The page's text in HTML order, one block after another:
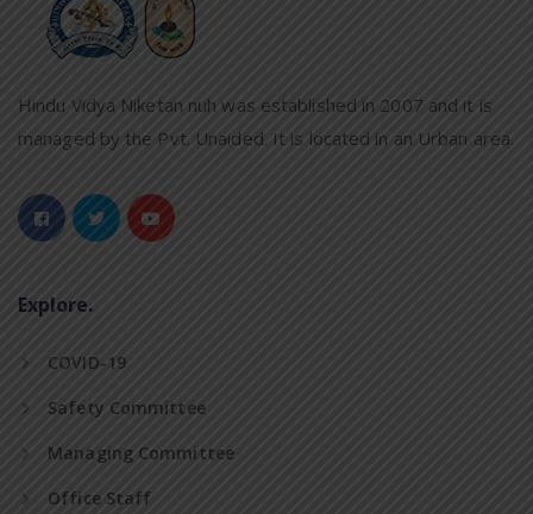
Hindu Vidya Niketan nuh was established in 2007 and it is
managed by the Pvt. Unaided. It is located in an Urban area.
Explore.
COVID-19
Safety Committee
Managing Committee
Office Staff